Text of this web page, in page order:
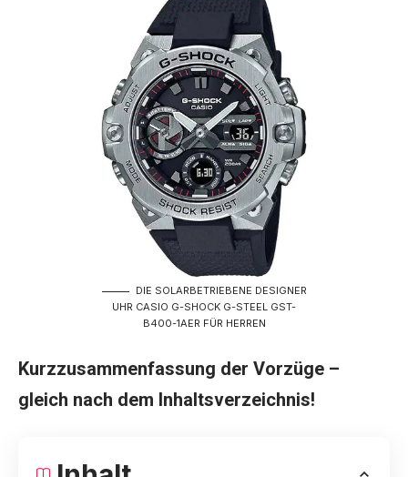
DIE SOLARBETRIEBENE DESIGNER
UHR CASIO G-SHOCK G-STEEL GST-
B400-1AER FÜR HERREN
Kurzzusammenfassung der Vorzüge –
gleich nach dem Inhaltsverzeichnis!